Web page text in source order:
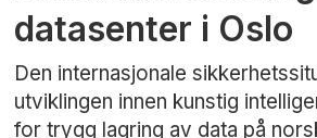
datasenter i Oslo
Den internasjonale
utviklingen innen kunstig
for trygg lagring av data på